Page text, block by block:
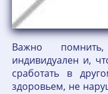
Важно
индивидуален и,
сработать в
здоровьем, не